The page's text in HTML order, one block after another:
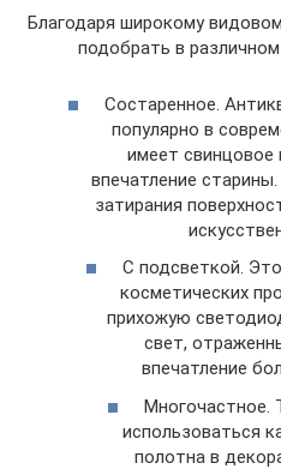
Благодаря широкому
подобрать в
Состаренное.
популярно в
имеет
впечатление
затирания
С подсветкой.
косметических
прихожую
свет,
впечатление
Многочастное.
использоваться
полотна в